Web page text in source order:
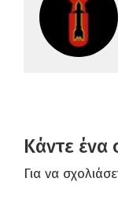
Κάντε ένα
Για να